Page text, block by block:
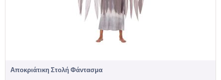
Αποκριάτικη Στολή Φάντασμα